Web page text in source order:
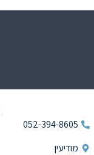
052-394-8605
מודיעין